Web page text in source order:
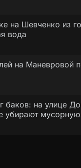
на Шевченко из
вода
на Маневровой
баков: на улице
убирают